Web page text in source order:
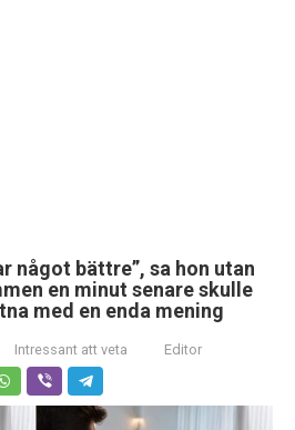
något bättre”, sa hon utan
en minut senare skulle
med en enda mening
Intressant att veta Editor